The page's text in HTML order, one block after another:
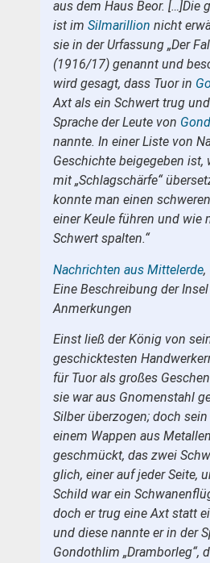
aus dem Haus Beor. […]Die
ist im Silmarillion nicht
sie in der Urfassung „Der
(1916/17) genannt und
wird gesagt, dass Tuor in
Axt als ein Schwert trug
Sprache der Leute von
nannte. In einer Liste von
Geschichte beigegeben ist,
mit „Schlagschärfe“
konnte man einen
einer Keule führen und wie
Schwert spalten.“
Nachrichten aus Mittelerde,
Eine Beschreibung der
Anmerkungen
Einst ließ der König von
geschicktesten
für Tuor als großes
sie war aus Gnomenstahl
Silber überzogen; doch
einem Wappen aus
geschmückt, das zwei
glich, einer auf jeder Seite,
Schild war ein
doch er trug eine Axt statt
und diese nannte er in der
Gondothlim „Dramborleg“,